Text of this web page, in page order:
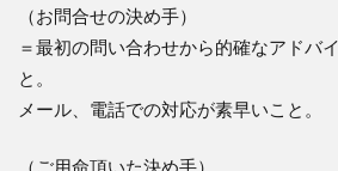
（お問合せの決め手）
＝最初の問い合わせから的確なアドバ
と。
メール、電話での対応が素早いこと。
（ご用命頂いた決め手）